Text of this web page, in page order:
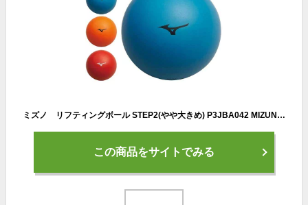
ミズノ リフティングボール STEP2(やや大きめ) P3JBA042 MIZUNO ボール
この商品をサイトでみる